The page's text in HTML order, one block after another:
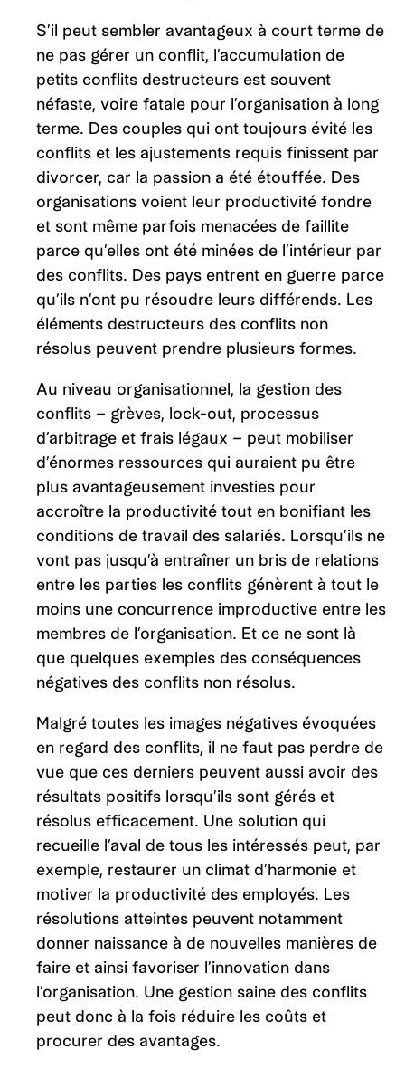
S’il peut sembler avantageux à court terme de
ne pas gérer un conflit, l’accumulation de
petits conflits destructeurs est souvent
néfaste, voire fatale pour l’organisation à long
terme. Des couples qui ont toujours évité les
conflits et les ajustements requis finissent par
divorcer, car la passion a été étouffée. Des
organisations voient leur productivité fondre
et sont même parfois menacées de faillite
parce qu’elles ont été minées de l’intérieur par
des conflits. Des pays entrent en guerre parce
qu’ils n’ont pu résoudre leurs différends. Les
éléments destructeurs des conflits non
résolus peuvent prendre plusieurs formes.
Au niveau organisationnel, la gestion des
conflits – grèves, lock-out, processus
d’arbitrage et frais légaux – peut mobiliser
d’énormes ressources qui auraient pu être
plus avantageusement investies pour
accroître la productivité tout en bonifiant les
conditions de travail des salariés. Lorsqu’ils ne
vont pas jusqu’à entraîner un bris de relations
entre les parties les conflits génèrent à tout le
moins une concurrence improductive entre les
membres de l’organisation. Et ce ne sont là
que quelques exemples des conséquences
négatives des conflits non résolus.
Malgré toutes les images négatives évoquées
en regard des conflits, il ne faut pas perdre de
vue que ces derniers peuvent aussi avoir des
résultats positifs lorsqu’ils sont gérés et
résolus efficacement. Une solution qui
recueille l’aval de tous les intéressés peut, par
exemple, restaurer un climat d’harmonie et
motiver la productivité des employés. Les
résolutions atteintes peuvent notamment
donner naissance à de nouvelles manières de
faire et ainsi favoriser l’innovation dans
l’organisation. Une gestion saine des conflits
peut donc à la fois réduire les coûts et
procurer des avantages.